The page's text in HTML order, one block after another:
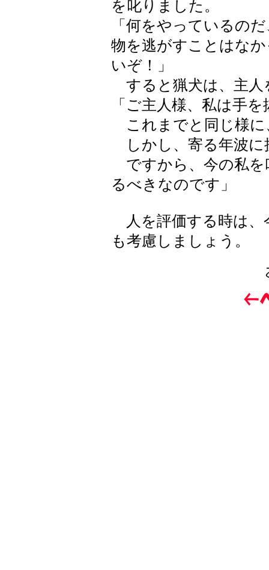
を叱りました。
「何をやっているの
物を逃がすことはな
いぞ！」
すると猟犬は、主人
「ご主人様、私は手
これまでと同じ様に
しかし、寄る年波に
ですから、今の私を
るべきなのです」
人を評価する時は、
も考慮しましょう。